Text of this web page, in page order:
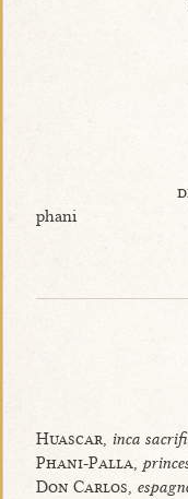
phani
Huascar, inca
Phani-Palla,
Don Carlos,